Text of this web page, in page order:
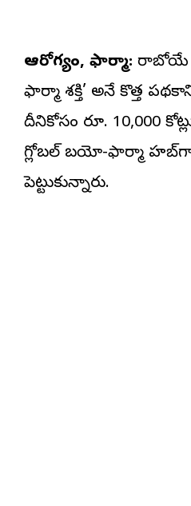
ఆరోగ్యం, ఫార్మా: రాబోయే
ఫార్మా శక్తి’ అనే కొత్త
దీనికోసం రూ. 10,000
గ్లోబల్ బయో-ఫార్మా హబ్‌గా
పెట్టుకున్నారు.